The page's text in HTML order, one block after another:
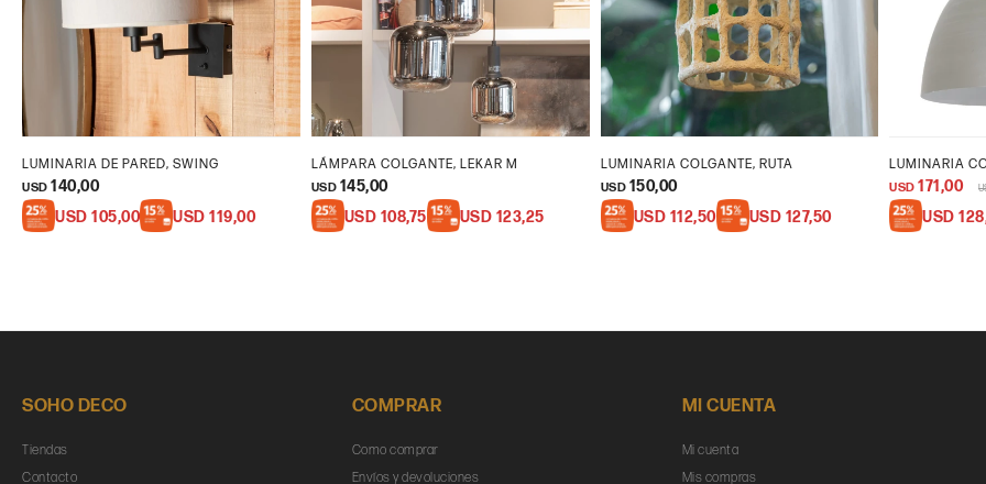
LUMINARIA DE PARED, SWING
USD 140,00
USD 105,00 USD 119,00
LÁMPARA COLGANTE, LEKAR M
USD 145,00
USD 108,75 USD 123,25
LUMINARIA COLGANTE, RUTA
USD 150,00
USD 112,50 USD 127,50
LUMINARIA
USD 171,00
USD
SOHO DECO
Tiendas
Contacto
COMPRAR
Como comprar
Envíos y devoluciones
MI CUENTA
Mi cuenta
Mis compras